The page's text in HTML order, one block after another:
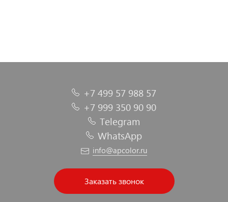
+7 499 57 988 57
+7 999 350 90 90
Telegram
WhatsApp
info@apcolor.ru
Заказать звонок